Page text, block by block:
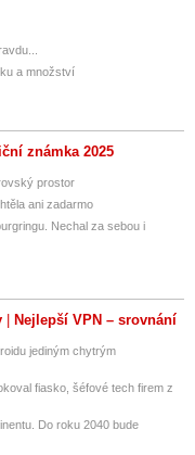
a množství
známka 2025
prostor
ani zadarmo
Nechal za sebou i
Nejlepší VPN – srovnání
jediným chytrým
fiasko, šéfové tech firem z
Do roku 2040 bude